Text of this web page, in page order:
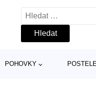
Vyhledávání
POHOVKY